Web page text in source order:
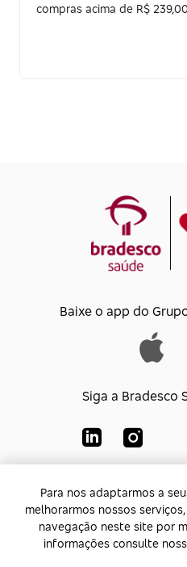
compras acima de R$
Para nos adaptarmos a
melhorarmos nossos
navegação neste site por
informações consulte
Baixe o app do
Siga a Bradesco
Bradesco
CNPJ:
Endereço:
Av. Rio de
Janeiro - Rio de
Para nos adaptarmos a
melhorarmos nossos
navegação neste site por
informações consulte